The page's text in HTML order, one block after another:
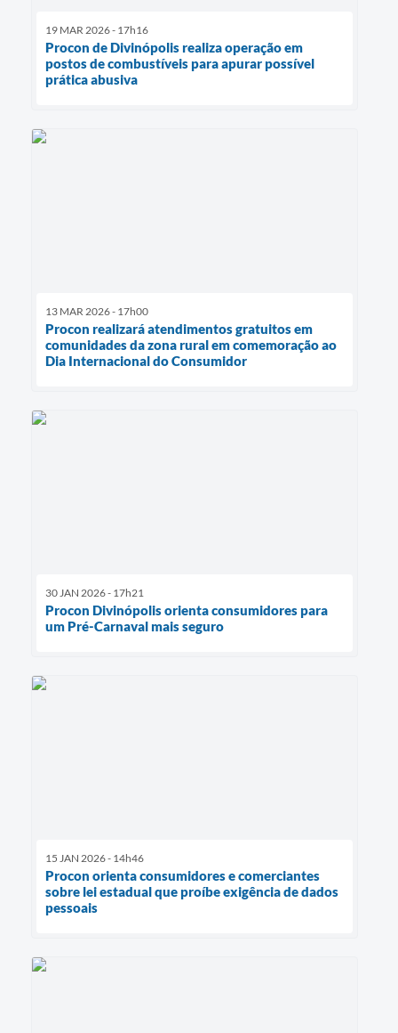
19 MAR 2026 - 17h16
Procon de Divinópolis realiza operação em
postos de combustíveis para apurar possível
prática abusiva
13 MAR 2026 - 17h00
Procon realizará atendimentos gratuitos em
comunidades da zona rural em comemoração ao
Dia Internacional do Consumidor
30 JAN 2026 - 17h21
Procon Divinópolis orienta consumidores para
um Pré-Carnaval mais seguro
15 JAN 2026 - 14h46
Procon orienta consumidores e comerciantes
sobre lei estadual que proíbe exigência de dados
pessoais